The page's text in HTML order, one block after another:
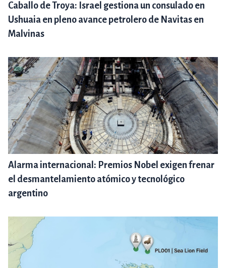
Caballo de Troya: Israel gestiona un consulado en
Ushuaia en pleno avance petrolero de Navitas en
Malvinas
Alarma internacional: Premios Nobel exigen frenar
el desmantelamiento atómico y tecnológico
argentino